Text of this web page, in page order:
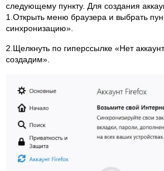
следующему пункту. Для создания
1.Открыть меню браузера и выбрать
синхронизацию».
2.Щелкнуть по гиперссылке «Нет
создадим».